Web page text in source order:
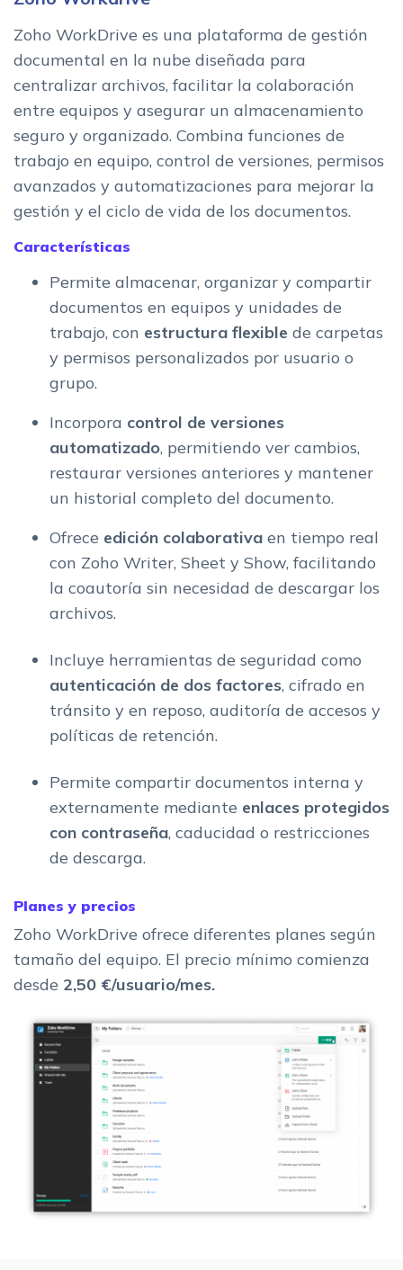
Zoho WorkDrive es una plataforma de gestión
documental en la nube diseñada para
centralizar archivos, facilitar la colaboración
entre equipos y asegurar un almacenamiento
seguro y organizado. Combina funciones de
trabajo en equipo, control de versiones, permisos
avanzados y automatizaciones para mejorar la
gestión y el ciclo de vida de los documentos.
Características
Permite almacenar, organizar y compartir
documentos en equipos y unidades de
trabajo, con estructura flexible de carpetas
y permisos personalizados por usuario o
grupo.
Incorpora control de versiones
automatizado, permitiendo ver cambios,
restaurar versiones anteriores y mantener
un historial completo del documento.
Ofrece edición colaborativa en tiempo real
con Zoho Writer, Sheet y Show, facilitando
la coautoría sin necesidad de descargar los
archivos.
Incluye herramientas de seguridad como
autenticación de dos factores, cifrado en
tránsito y en reposo, auditoría de accesos y
políticas de retención.
Permite compartir documentos interna y
externamente mediante enlaces protegidos
con contraseña, caducidad o restricciones
de descarga.
Planes y precios
Zoho WorkDrive ofrece diferentes planes según
tamaño del equipo. El precio mínimo comienza
desde 2,50 €/usuario/mes.